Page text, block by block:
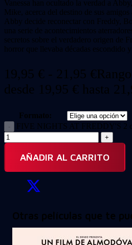
Vanessa han ocultado la verdad a
Mike, acerca del destino de sus
Abby decide reconectar con Freddy,
una serie de acontecimientos
secretos sobre el verdadero origen de
horror que llevaba décadas escondido
19,95 € - 21,95 €
desde 19,95 € hasta
Formato:
FIVE NIGHTS AT FREDDY'S 2
AÑADIR AL CARRITO
Otras películas que te